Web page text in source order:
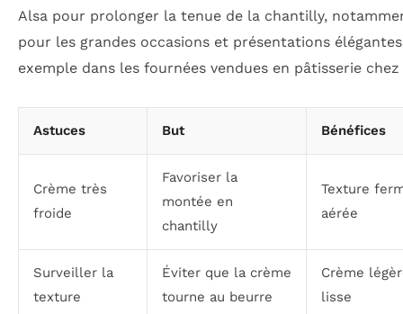
Alsa pour prolonger la tenue de la chantilly,
pour les grandes occasions et présentations
exemple dans les fournées vendues en pâtisserie
Astuces But Bénéfices
Crème très
froide
Favoriser la
montée en
chantilly
Texture
aérée
Surveiller la
texture
Éviter que la crème
tourne au beurre
Crème
lisse